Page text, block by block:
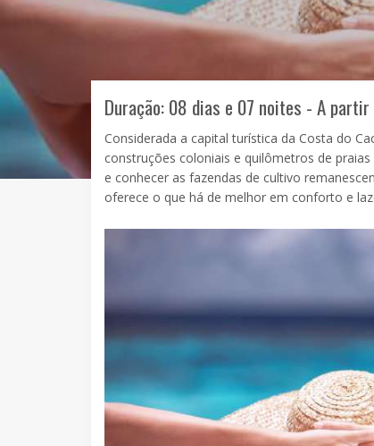
Duração: 08 dias e 07 noites - A partir
Considerada a capital turística da Costa do
construções coloniais e quilômetros de
e conhecer as fazendas de cultivo
oferece o que há de melhor em conforto e